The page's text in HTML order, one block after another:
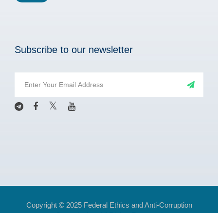
Subscribe to our newsletter
Copyright © 2025 Federal Ethics and Anti-Corruption